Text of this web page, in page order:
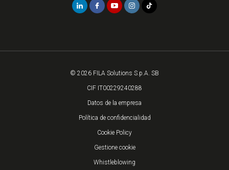
© 2026 FILA Solutions S.p.A. SB
CIF IT00229240288
Datos de la empresa
Política de confidencialidad
Cookie Policy
Gestione cookie
Whistleblowing